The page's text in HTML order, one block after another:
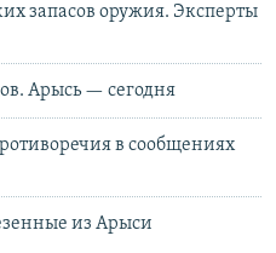
запасов оружия. Эксперты
Арысь — сегодня
в сообщениях
из Арыси